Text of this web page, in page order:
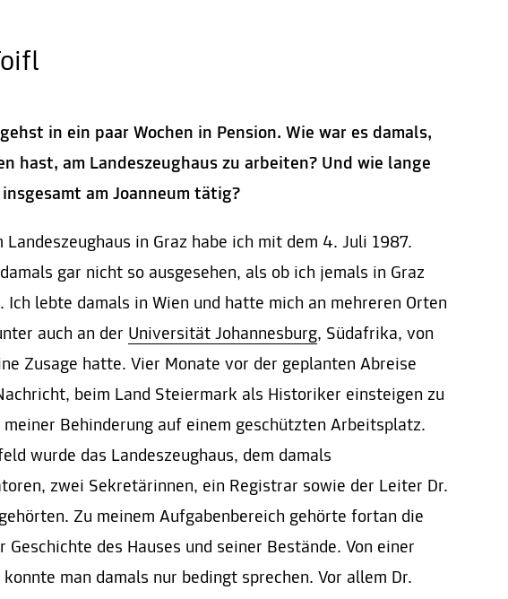
in ein paar Wochen in Pension. Wie war es damals,
hast, am Landeszeughaus zu arbeiten? Und wie lange
am Joanneum tätig?
Landeszeughaus in Graz habe ich mit dem 4. Juli 1987.
gar nicht so ausgesehen, als ob ich jemals in Graz
Ich lebte damals in Wien und hatte mich an mehreren Orten
auch an der Universität Johannesburg, Südafrika, von
Zusage hatte. Vier Monate vor der geplanten Abreise
beim Land Steiermark als Historiker einsteigen zu
meiner Behinderung auf einem geschützten Arbeitsplatz.
wurde das Landeszeughaus, dem damals
zwei Sekretärinnen, ein Registrar sowie der Leiter Dr.
Zu meinem Aufgabenbereich gehörte fortan die
Geschichte des Hauses und seiner Bestände. Von einer
man damals nur bedingt sprechen. Vor allem Dr.